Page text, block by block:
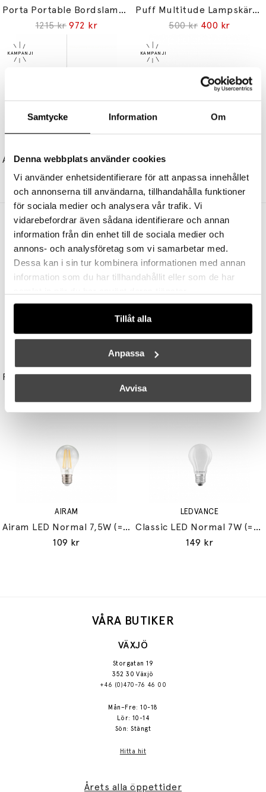
Samtycke Information Om
Denna webbplats använder cookies
Vi använder enhetsidentifierare för att anpassa innehållet
och annonserna till användarna, tillhandahålla funktioner
för sociala medier och analysera vår trafik. Vi
vidarebefordrar även sådana identifierare och annan
information från din enhet till de sociala medier och
annons- och analysföretag som vi samarbetar med.
Dessa kan i sin tur kombinera informationen med annan
information som du har tillhandahållit eller som de har
Tillåt alla
Anpassa
Avvisa
Porta Portable Bordslampa Dark Green
1215 kr 972 kr
Puff Multitude Lampskärm White
500 kr 400 kr
Amp Pendel Large White/White
1570 kr 1256 kr
1715 kr 1372 kr
Andra köpte även
Reflektor MR11 28W (=35W) GU10
AIRAM
Airam LED Normal 7,5W (=60W) E27
109 kr
LEDVANCE
Classic LED Normal 7W (=60W) E27
149 kr
VÅRA BUTIKER
VÄXJÖ
Storgatan 19
352 30 Växjö
+46 (0)470-76 46 00
Mån–Fre: 10-18
Lör: 10-14
Sön: Stängt
Hitta hit
Årets alla öppettider